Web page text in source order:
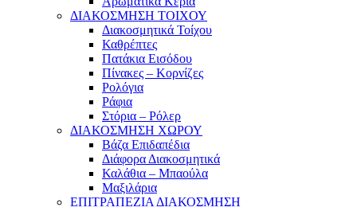
ΔΙΑΚΟΣΜΗΣΗ ΤΟΙΧΟΥ
Διακοσμητικά Τοίχου
Καθρέπτες
Πατάκια Εισόδου
Πίνακες – Κορνίζες
Ρολόγια
Ράφια
Στόρια – Ρόλερ
ΔΙΑΚΟΣΜΗΣΗ ΧΩΡΟΥ
Βάζα Επιδαπέδια
Διάφορα Διακοσμητικά
Καλάθια – Μπαούλα
Μαξιλάρια
ΕΠΙΤΡΑΠΕΖΙΑ ΔΙΑΚΟΣΜΗΣΗ